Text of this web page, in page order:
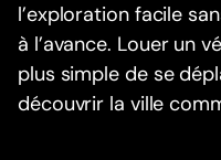
l’exploration facile
à l’avance. Louer un
plus simple de se
découvrir la ville